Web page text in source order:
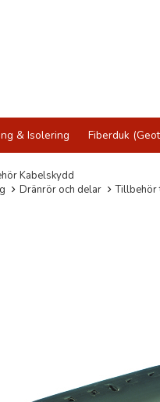
& Isolering Fiberduk
Kabelskydd
Dränrör och delar Tillbehör